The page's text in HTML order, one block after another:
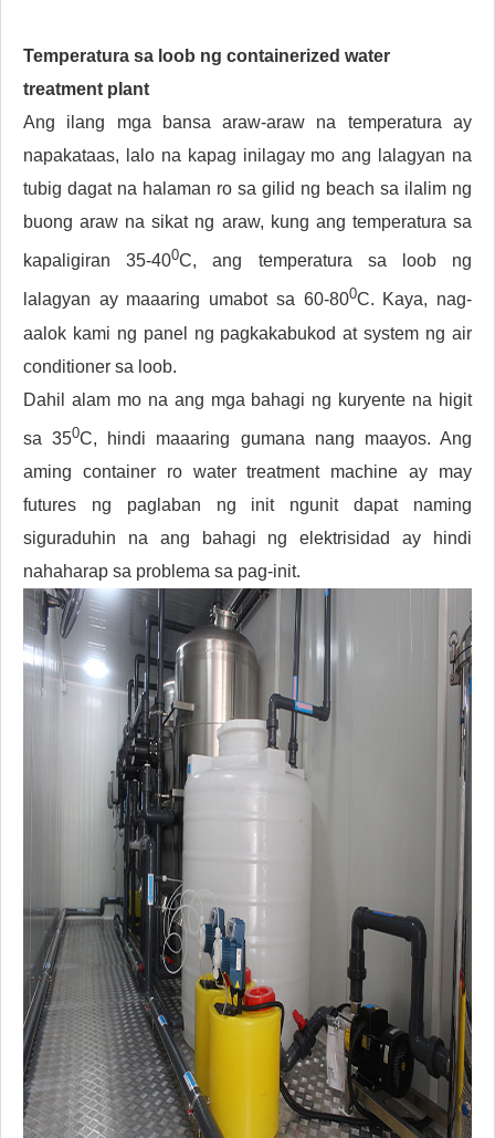
Temperatura sa loob ng containerized water
treatment plant
Ang ilang mga bansa araw-araw na temperatura ay
napakataas, lalo na kapag inilagay mo ang lalagyan na
tubig dagat na halaman ro sa gilid ng beach sa ilalim ng
buong araw na sikat ng araw, kung ang temperatura sa
kapaligiran 35-400C, ang temperatura sa loob ng
lalagyan ay maaaring umabot sa 60-800C. Kaya, nag-
aalok kami ng panel ng pagkakabukod at system ng air
conditioner sa loob.
Dahil alam mo na ang mga bahagi ng kuryente na higit
sa 350C, hindi maaaring gumana nang maayos. Ang
aming container ro water treatment machine ay may
futures ng paglaban ng init ngunit dapat naming
siguraduhin na ang bahagi ng elektrisidad ay hindi
nahaharap sa problema sa pag-init.